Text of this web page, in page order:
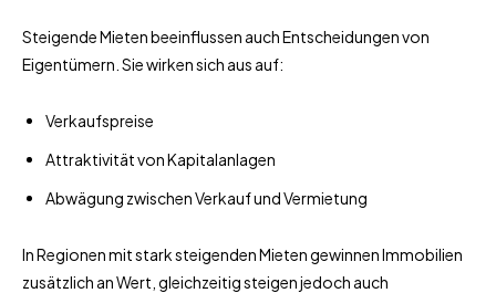
Steigende Mieten beeinflussen auch Entscheidungen von
Eigentümern. Sie wirken sich aus auf:
Verkaufspreise
Attraktivität von Kapitalanlagen
Abwägung zwischen Verkauf und Vermietung
In Regionen mit stark steigenden Mieten gewinnen Immobilien
zusätzlich an Wert, gleichzeitig steigen jedoch auch